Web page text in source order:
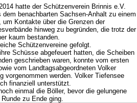
hatte der Schützenverein Brinnis e.V.
benachbarten Sachsen-Anhalt zu einem
um Kontakte über die Grenzen der
hinweg zu begründen, die trotz der
kaum bestanden.
Schützenvereine gefolgt.
Schüsse abgefeuert hatten, die Scheiben
geschrieben waren, konnte vom ersten
vom Landtagsabgeordneten Volker
vorgenommen werden. Volker Tiefensee
finanziell unterstützt.
einmal die Böller, bevor die gelungene
zu Ende ging.